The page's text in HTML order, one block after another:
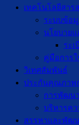
เทคโนโลยีสาร
ระบบข้อ
นโยบาย
ระ
คู่มือการ
วิเทศสัมพันธ์
ประกันคุณภาพ
การพัฒน
บริหารคว
สรรหาและพัฒ